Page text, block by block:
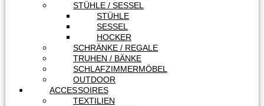
STÜHLE / SESSEL
STÜHLE
SESSEL
HOCKER
SCHRÄNKE / REGALE
TRUHEN / BÄNKE
SCHLAFZIMMERMÖBEL
OUTDOOR
ACCESSOIRES
TEXTILIEN